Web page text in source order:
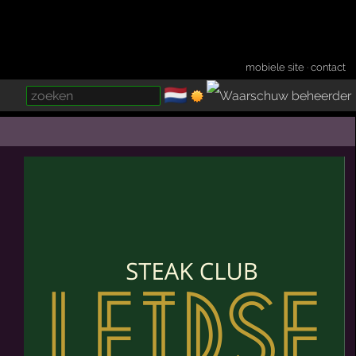
mobiele site ·contact
🇳🇱